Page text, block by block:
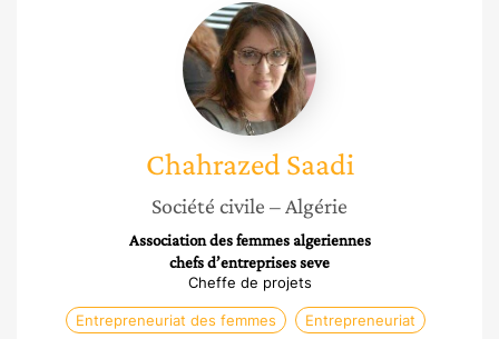
Chahrazed
Saadi
Chahrazed Saadi
Société civile – Algérie
Association des femmes algeriennes
chefs d’entreprises seve
Cheffe de projets
Entrepreneuriat des femmes Entrepreneuriat